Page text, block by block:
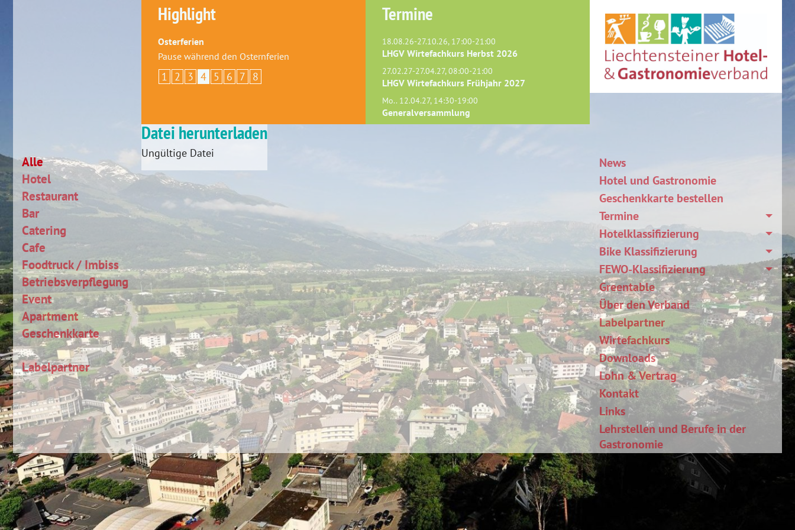
Alle
Hotel
Restaurant
Bar
Catering
Cafe
Foodtruck / Imbiss
Betriebsverpflegung
Event
Apartment
Geschenkkarte
Labelpartner
Highlight
Osterferien
Pause während den Osternferien
1 2 3 4 5 6 7 8
Termine
18.08.26-27.10.26, 17:00-21:00
LHGV Wirtefachkurs Herbst 2026
27.02.27-27.04.27, 08:00-21:00
LHGV Wirtefachkurs Frühjahr 2027
Mo.. 12.04.27, 14:30-19:00
Generalversammlung
Datei herunterladen
Ungültige Datei
News
Hotel und Gastronomie
Geschenkkarte bestellen
Termine
Hotelklassifizierung
Bike Klassifizierung
FEWO-Klassifizierung
Greentable
Über den Verband
Labelpartner
Wirtefachkurs
Downloads
Lohn & Vertrag
Kontakt
Links
Lehrstellen und Berufe in der
Gastronomie